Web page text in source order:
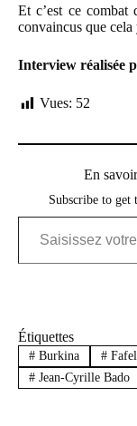
Et c’est ce combat
convaincus que
Interview réalisée
Vues: 52
En
Subscribe to get
Saisissez votre adresse e-mail…
Étiquettes
#Burkina #Fafel
#Jean-Cyrille Bado